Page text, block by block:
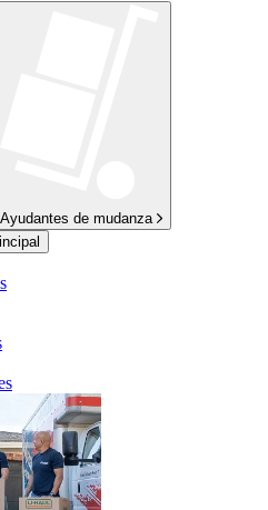
Ayudantes de mudanza